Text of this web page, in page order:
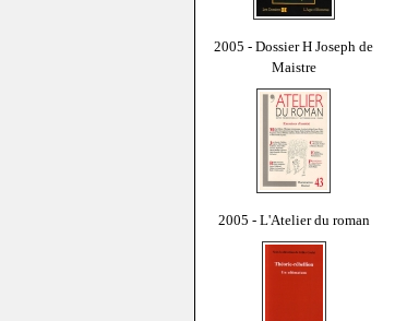
2005 - Dossier H Joseph de
Maistre
2005 - L'Atelier du roman